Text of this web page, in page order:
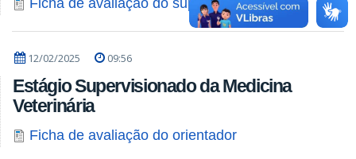
12/02/2025 09:56
Estágio Supervisionado da Medicina
Veterinária
Ficha de avaliação do orientador